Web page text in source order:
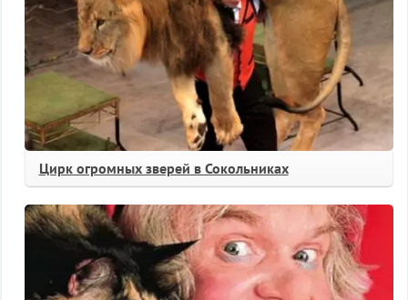
Цирк огромных зверей в Сокольниках